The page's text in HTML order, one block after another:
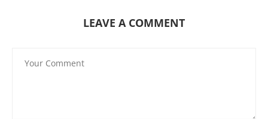
LEAVE A COMMENT